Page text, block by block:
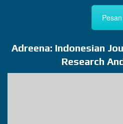
Pesan
Adreena: Indonesian
Research